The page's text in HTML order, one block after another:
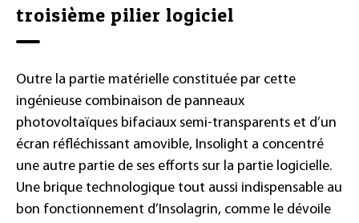
troisième pilier logiciel
Outre la partie matérielle constituée par cette
ingénieuse combinaison de panneaux
photovoltaïques bifaciaux semi-transparents et d’un
écran réfléchissant amovible, Insolight a concentré
une autre partie de ses efforts sur la partie logicielle.
Une brique technologique tout aussi indispensable au
bon fonctionnement d’Insolagrin, comme le dévoile